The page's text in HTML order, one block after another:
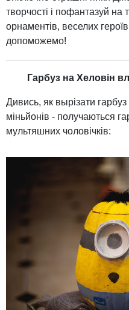
творчості і пофантазуй на
орнаментів, веселих
допоможемо!
Гарбуз на Хеловін
Дивись, як вырізати
міньйонів - получаються
мультяшних чоловічків: